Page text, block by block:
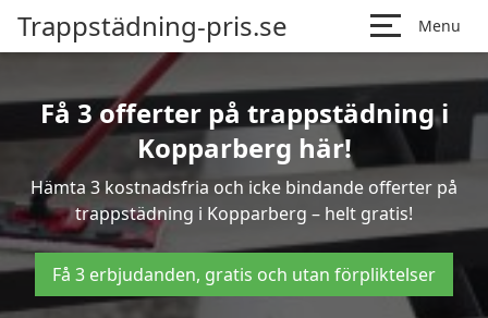
Trappstädning-pris.se Menu
Få 3 offerter på trappstädning i
Kopparberg här!
Hämta 3 kostnadsfria och icke bindande offerter på
trappstädning i Kopparberg – helt gratis!
Få 3 erbjudanden, gratis och utan förpliktelser